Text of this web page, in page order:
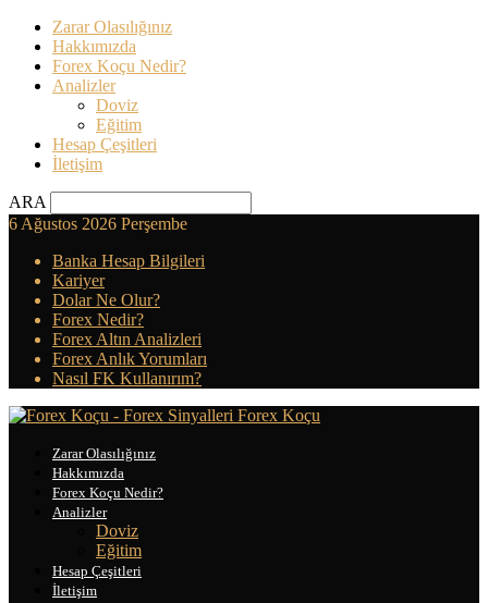
Zarar Olasılığınız
Hakkımızda
Forex Koçu Nedir?
Analizler
Doviz
Eğitim
Hesap Çeşitleri
İletişim
ARA
6 Ağustos 2026 Perşembe
Banka Hesap Bilgileri
Kariyer
Dolar Ne Olur?
Forex Nedir?
Forex Altın Analizleri
Forex Anlık Yorumları
Nasıl FK Kullanırım?
Forex Koçu
Zarar Olasılığınız
Hakkımızda
Forex Koçu Nedir?
Analizler
Doviz
Eğitim
Hesap Çeşitleri
İletişim